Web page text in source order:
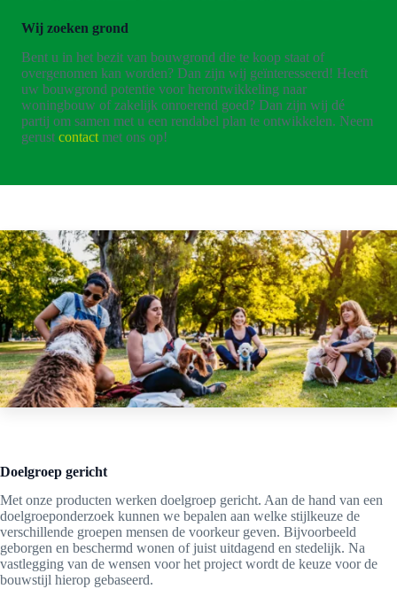
Wij zoeken grond
Bent u in het bezit van bouwgrond die te koop staat of
overgenomen kan worden? Dan zijn wij geïnteresseerd! Heeft
uw bouwgrond potentie voor herontwikkeling naar
woningbouw of zakelijk onroerend goed? Dan zijn wij dé
partij om samen met u een rendabel plan te ontwikkelen. Neem
gerust contact met ons op!
Doelgroep gericht
Met onze producten werken doelgroep gericht. Aan de hand van een
doelgroeponderzoek kunnen we bepalen aan welke stijlkeuze de
verschillende groepen mensen de voorkeur geven. Bijvoorbeeld
geborgen en beschermd wonen of juist uitdagend en stedelijk. Na
vastlegging van de wensen voor het project wordt de keuze voor de
bouwstijl hierop gebaseerd.